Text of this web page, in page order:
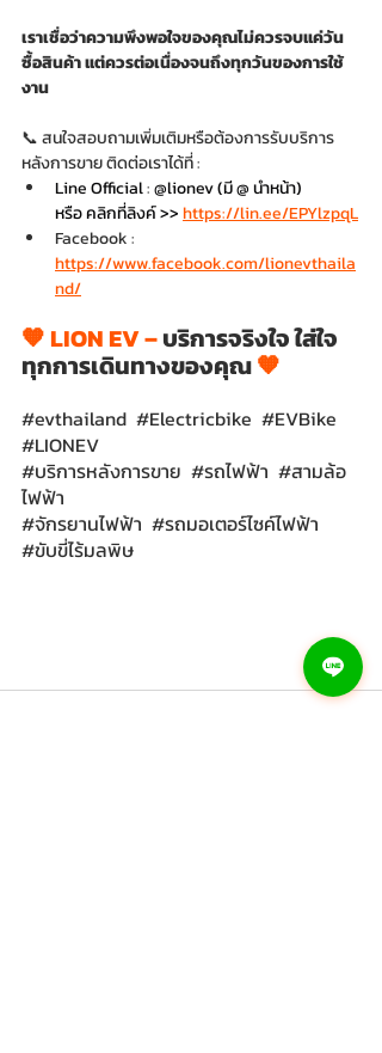
เราเชื่อว่าความพึงพอใจของคุณไม่ควรจบแค่วัน
ซื้อสินค้า แต่ควรต่อเนื่องจนถึงทุกวันของการใช้
งาน
📞 สนใจสอบถามเพิ่มเติมหรือต้องการรับบริการ
หลังการขาย ติดต่อเราได้ที่ :
Line Official : @lionev (มี @ นำหน้า)
หรือ คลิกที่ลิงค์ >> https://lin.ee/EPYlzpqL
Facebook :
https://www.facebook.com/lionevthaila
nd/
🧡 LION EV – บริการจริงใจ ใส่ใจ
ทุกการเดินทางของคุณ 🧡
#evthailand #Electricbike #EVBike
#LIONEV
#บริการหลังการขาย #รถไฟฟ้า #สามล้อ
ไฟฟ้า
#จักรยานไฟฟ้า #รถมอเตอร์ไซค์ไฟฟ้า
#ขับขี่ไร้มลพิษ